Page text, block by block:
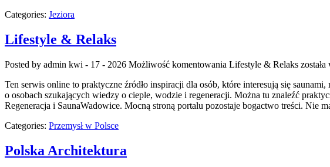
Categories: Jeziora
Lifestyle & Relaks
Posted by admin kwi - 17 - 2026 Możliwość komentowania Lifestyle & Relaks została
Ten serwis online to praktyczne źródło inspiracji dla osób, które interesują się
o osobach szukających wiedzy o cieple, wodzie i regeneracji. Można tu znaleźć
Regeneracja i SaunaWadowice. Mocną stroną portalu pozostaje bogactwo treści. Nie
Categories: Przemysł w Polsce
Polska Architektura